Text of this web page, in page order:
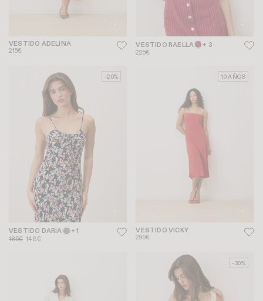
VESTIDO ADELINA
215€
VESTIDO RAELLA + 3
225€
-20%
VESTIDO DARIA + 1
185€ 148€
10 AÑOS
VESTIDO VICKY
295€
-30%